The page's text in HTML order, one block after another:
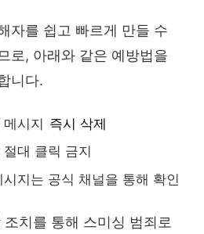
자를 쉽고 빠르게 만들 수
로, 아래와 같은 예방법을
니다.
시지 즉시 삭제
대 클릭 금지
지는 공식 채널을 통해 확인
치를 통해 스미싱 범죄로